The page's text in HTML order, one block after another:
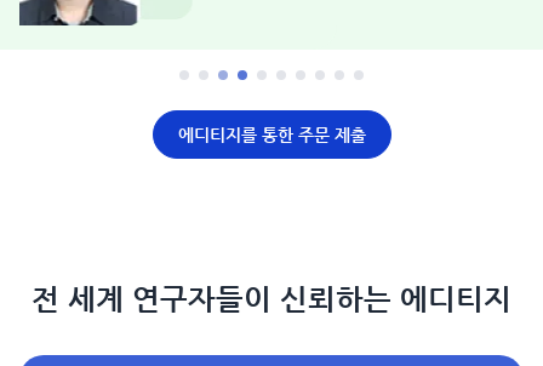
에디티지를 통한 주문 제출
전 세계 연구자들이 신뢰하는 에디티지